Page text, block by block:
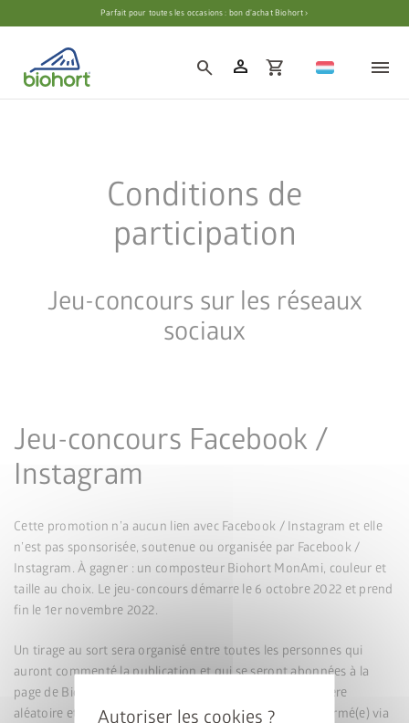
Paramètres des cookiesParfait pour toutes les occasions : bon d’achat Biohort ›
search person shopping_cart
Conditions de
participation
Jeu-concours sur les réseaux
sociaux
Jeu-concours Facebook /
Instagram
Cette promotion n’a aucun lien avec Facebook / Instagram et elle
n’est pas sponsorisée, soutenue ou organisée par Facebook /
Instagram. À gagner : un composteur Biohort MonAmi, couleur et
taille au choix. Le jeu-concours démarre le 6 octobre 2022 et prend
fin le 1er novembre 2022.
Un tirage au sort sera organisé entre toutes les personnes qui
auront commenté la publication et qui se seront abonnées à la
page de Biohort. Le tirage au sort sera effectué de manière
aléatoire et à huis clos. Le gagnant/la gagnante sera informé(e) via